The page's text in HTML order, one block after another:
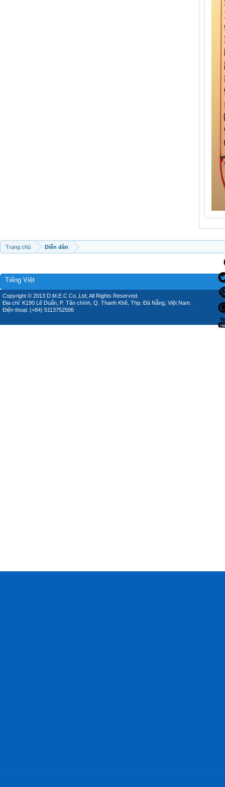
Trang chủ Diễn đàn
Tiếng Việt
Copyright © 2013 D.M.E.C Co.,Ltd, All Rights Reserved.
Địa chỉ: K190 Lê Duẩn, P. Tân chính, Q. Thanh Khê, Thp. Đà Nẵng, Việt Nam.
Điện thoại: (+84) 5113752506